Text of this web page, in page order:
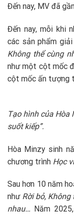
Đến nay, MV đã
Đến nay, mỗi khi
các sản phẩm
Không thể cùng
như một cột mốc
cột mốc ấn tượng
Tạo hình của Hòa
suốt kiếp”.
Hòa Minzy sinh
chương trình Học
Sau hơn 10 năm
như Rời bỏ,
nhau… Năm